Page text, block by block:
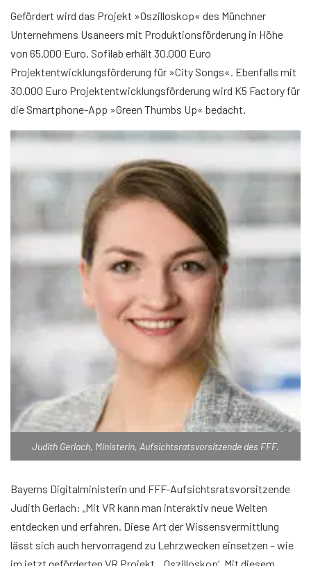
Gefördert wird das Projekt »Oszilloskop« des Münchner
Unternehmens Usaneers mit Produktionsförderung in Höhe
von 65.000 Euro. Sofilab erhält 30.000 Euro
Projektentwicklungsförderung für »City Songs«. Ebenfalls mit
30.000 Euro Projektentwicklungsförderung wird K5 Factory für
die Smartphone-App »Green Thumbs Up« bedacht.
Judith Gerlach, Ministerin, Aufsichtsratsvorsitzende des FFF.
Bayerns Digitalministerin und FFF-Aufsichtsratsvorsitzende
Judith Gerlach: „Mit VR kann man interaktiv neue Welten
entdecken und erfahren. Diese Art der Wissensvermittlung
lässt sich auch hervorragend zu Lehrzwecken einsetzen – wie